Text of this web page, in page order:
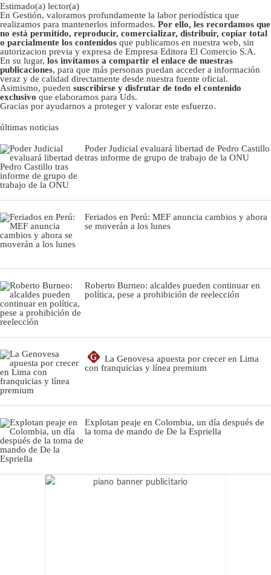
Estimado(a) lector(a)
En Gestión, valoramos profundamente la labor periodística que
realizamos para mantenerlos informados. Por ello, les recordamos que
no está permitido, reproducir, comercializar, distribuir, copiar total
o parcialmente los contenidos que publicamos en nuestra web, sin
autorizacion previa y expresa de Empresa Editora El Comercio S.A.
En su lugar, los invitamos a compartir el enlace de nuestras
publicaciones, para que más personas puedan acceder a información
veraz y de calidad directamente desde nuestra fuente oficial.
Asimismo, pueden suscribirse y disfrutar de todo el contenido
exclusivo que elaboramos para Uds.
Gracias por ayudarnos a proteger y valorar este esfuerzo.
últimas noticias
Poder Judicial evaluará libertad de Pedro Castillo
tras informe de grupo de trabajo de la ONU
Feriados en Perú: MEF anuncia cambios y ahora
se moverán a los lunes
Roberto Burneo: alcaldes pueden continuar en
política, pese a prohibición de reelección
G
La Genovesa apuesta por crecer en Lima
con franquicias y línea premium
Explotan peaje en Colombia, un día después de
la toma de mando de De la Espriella